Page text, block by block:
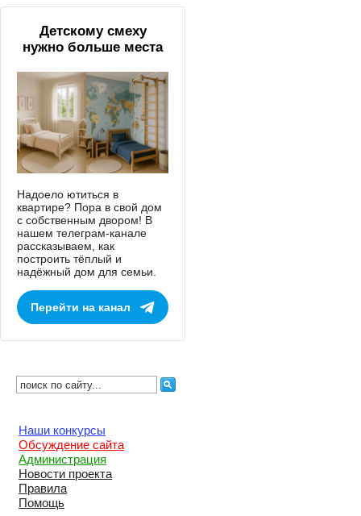
Детскому смеху
нужно больше места
Надоело ютиться в
квартире? Пора в свой дом
с собственным двором! В
нашем телеграм-канале
рассказываем, как
построить тёплый и
надёжный дом для семьи.
Перейти на канал
Наши конкурсы
Обсуждение сайта
Администрация
Новости проекта
Правила
Помощь